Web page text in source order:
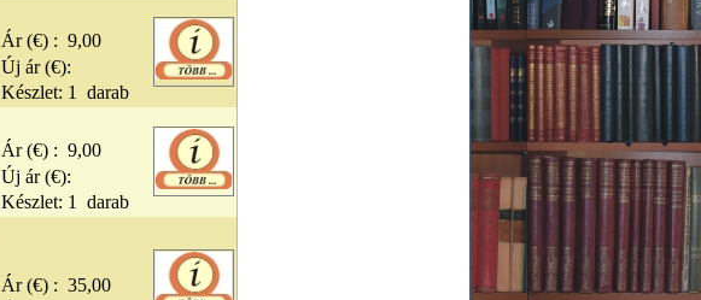
Ár (€) : 9,00
Új ár (€):
Készlet: 1 darab
Ár (€) : 9,00
Új ár (€):
Készlet: 1 darab
Ár (€) : 35,00